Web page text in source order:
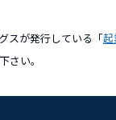
スが発行している「起
さい。